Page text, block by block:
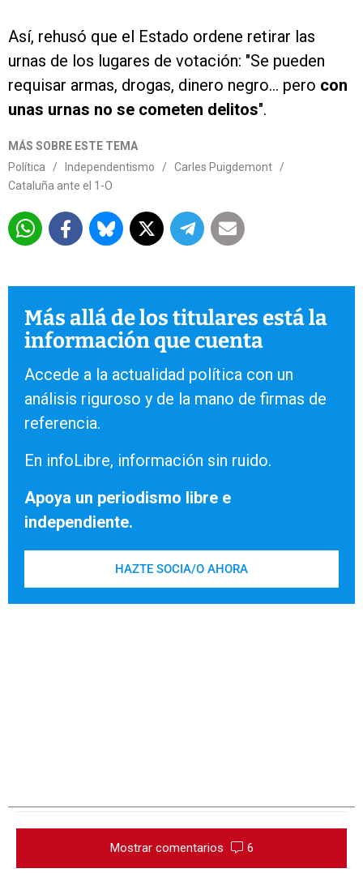
Así, rehusó que el Estado ordene retirar las
urnas de los lugares de votación: "Se pueden
requisar armas, drogas, dinero negro... pero con
unas urnas no se cometen delitos".
MÁS SOBRE ESTE TEMA
Política
/ Independentismo / Carles Puigdemont
/
Cataluña ante el 1-O
Más allá de los titulares está la
información que cuenta
Accede a la actualidad política con un
análisis riguroso y de la mano de firmas de
referencia.
En infoLibre, información sin ruido.
Apoya un periodismo libre e
independiente.
HAZTE SOCIA/O AHORA
Mostrar comentarios 6